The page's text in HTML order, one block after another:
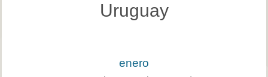
Uruguay
enero